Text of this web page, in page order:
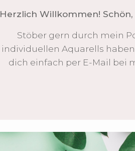
Herzlich Willkommen!
Stöber gern durch mein
individuellen Aquarells
dich einfach per E-Mail bei